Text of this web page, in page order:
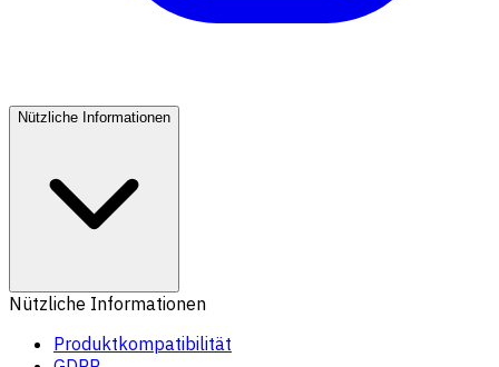
Nützliche Informationen
Nützliche Informationen
Produktkompatibilität